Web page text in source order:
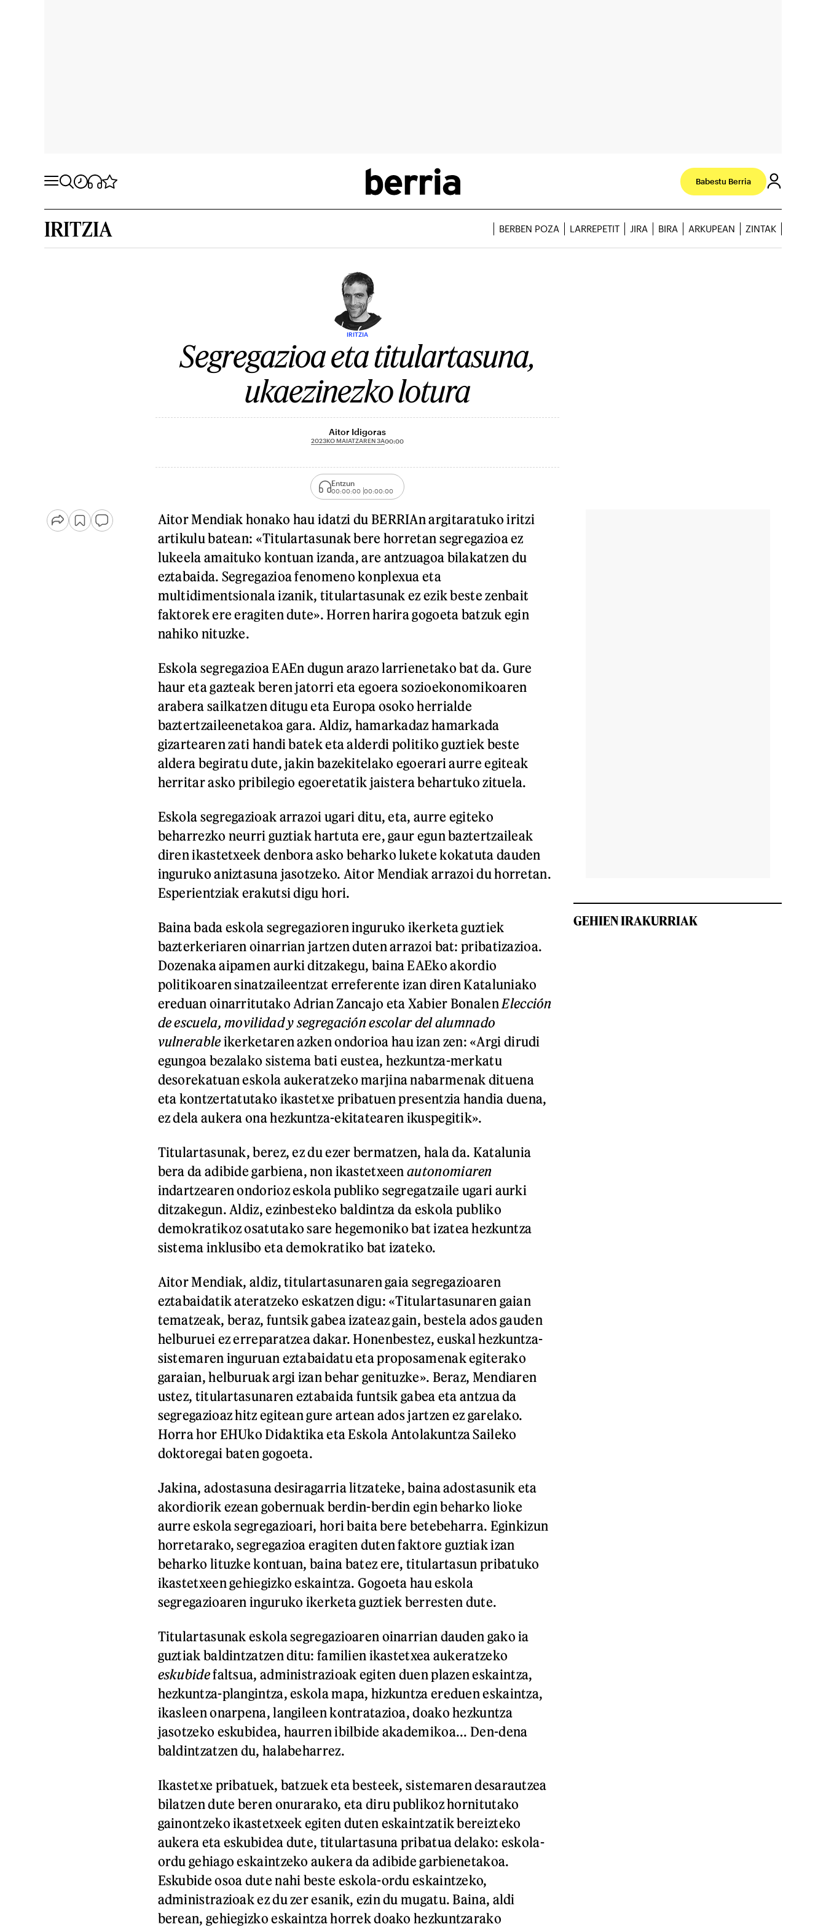
Babestu Berria
IRITZIA BERBEN POZA LARREPETIT JIRA BIRA ARKUPEAN ZINTAK
IRITZIA
Segregazioa eta titulartasuna,
ukaezinezko lotura
Aitor Idigoras
2023KO MAIATZAREN 3A00:00
Entzun
00:00:00 00:00:00
Aitor Mendiak honako hau idatzi du BERRIAn argitaratuko iritzi
artikulu batean: «Titulartasunak bere horretan segregazioa ez
lukeela amaituko kontuan izanda, are antzuagoa bilakatzen du
eztabaida. Segregazioa fenomeno konplexua eta
multidimentsionala izanik, titulartasunak ez ezik beste zenbait
faktorek ere eragiten dute». Horren harira gogoeta batzuk egin
nahiko nituzke.
Eskola segregazioa EAEn dugun arazo larrienetako bat da. Gure
haur eta gazteak beren jatorri eta egoera sozioekonomikoaren
arabera sailkatzen ditugu eta Europa osoko herrialde
baztertzaileenetakoa gara. Aldiz, hamarkadaz hamarkada
gizartearen zati handi batek eta alderdi politiko guztiek beste
aldera begiratu dute, jakin bazekitelako egoerari aurre egiteak
herritar asko pribilegio egoeretatik jaistera behartuko zituela.
Eskola segregazioak arrazoi ugari ditu, eta, aurre egiteko
beharrezko neurri guztiak hartuta ere, gaur egun baztertzaileak
diren ikastetxeek denbora asko beharko lukete kokatuta dauden
inguruko aniztasuna jasotzeko. Aitor Mendiak arrazoi du horretan.
Esperientziak erakutsi digu hori.
Baina bada eskola segregazioren inguruko ikerketa guztiek
bazterkeriaren oinarrian jartzen duten arrazoi bat: pribatizazioa.
Dozenaka aipamen aurki ditzakegu, baina EAEko akordio
politikoaren sinatzaileentzat erreferente izan diren Kataluniako
ereduan oinarritutako Adrian Zancajo eta Xabier Bonalen Elección
de escuela, movilidad y segregación escolar del alumnado
vulnerable ikerketaren azken ondorioa hau izan zen: «Argi dirudi
egungoa bezalako sistema bati eustea, hezkuntza-merkatu
desorekatuan eskola aukeratzeko marjina nabarmenak dituena
eta kontzertatutako ikastetxe pribatuen presentzia handia duena,
ez dela aukera ona hezkuntza-ekitatearen ikuspegitik».
Titulartasunak, berez, ez du ezer bermatzen, hala da. Katalunia
bera da adibide garbiena, non ikastetxeenautonomiaren
indartzearen ondorioz eskola publiko segregatzaile ugari aurki
ditzakegun. Aldiz, ezinbesteko baldintza da eskola publiko
demokratikoz osatutako sare hegemoniko bat izatea hezkuntza
sistema inklusibo eta demokratiko bat izateko.
Aitor Mendiak, aldiz, titulartasunaren gaia segregazioaren
eztabaidatik ateratzeko eskatzen digu: «Titulartasunaren gaian
tematzeak, beraz, funtsik gabea izateaz gain, bestela ados gauden
helburuei ez erreparatzea dakar. Honenbestez, euskal hezkuntza-
sistemaren inguruan eztabaidatu eta proposamenak egiterako
garaian, helburuak argi izan behar genituzke». Beraz, Mendiaren
ustez, titulartasunaren eztabaida funtsik gabea eta antzua da
segregazioaz hitz egitean gure artean ados jartzen ez garelako.
Horra hor EHUko Didaktika eta Eskola Antolakuntza Saileko
doktoregai baten gogoeta.
Jakina, adostasuna desiragarria litzateke, baina adostasunik eta
akordiorik ezean gobernuak berdin-berdin egin beharko lioke
aurre eskola segregazioari, hori baita bere betebeharra. Eginkizun
horretarako, segregazioa eragiten duten faktore guztiak izan
beharko lituzke kontuan, baina batez ere, titulartasun pribatuko
ikastetxeen gehiegizko eskaintza. Gogoeta hau eskola
segregazioaren inguruko ikerketa guztiek berresten dute.
Titulartasunak eskola segregazioaren oinarrian dauden gako ia
guztiak baldintzatzen ditu: familien ikastetxea aukeratzeko
eskubidefaltsua, administrazioak egiten duen plazen eskaintza,
hezkuntza-plangintza, eskola mapa, hizkuntza ereduen eskaintza,
ikasleen onarpena, langileen kontratazioa, doako hezkuntza
jasotzeko eskubidea, haurren ibilbide akademikoa... Den-dena
baldintzatzen du, halabeharrez.
Ikastetxe pribatuek, batzuek eta besteek, sistemaren desarautzea
bilatzen dute beren onurarako, eta diru publikoz hornitutako
gainontzeko ikastetxeek egiten duten eskaintzatik bereizteko
aukera eta eskubidea dute, titulartasuna pribatua delako: eskola-
ordu gehiago eskaintzeko aukera da adibide garbienetakoa.
Eskubide osoa dute nahi beste eskola-ordu eskaintzeko,
administrazioak ez du zer esanik, ezin du mugatu. Baina, aldi
berean, gehiegizko eskaintza horrek doako hezkuntzarako
GEHIEN IRAKURRIAK